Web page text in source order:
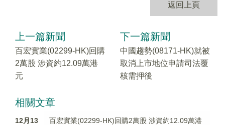
返回上頁
上一篇新聞
百宏實業(02299-HK)回購
2萬股 涉資約12.09萬港
元
下一篇新聞
中國趨勢(08171-HK)就被
取消上市地位申請司法覆
核需押後
相關文章
12月13
百宏實業(02299-HK)回購2萬股 涉資約12.09萬港